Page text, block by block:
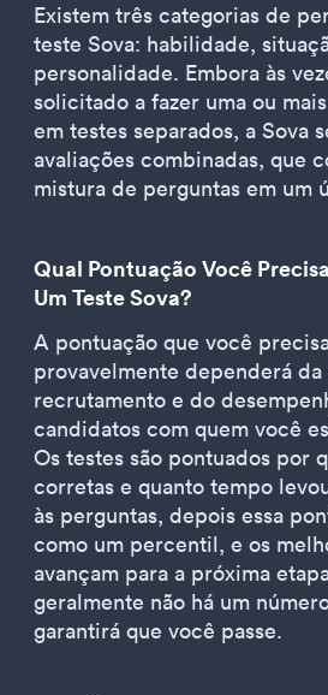
Existem três categorias de
teste Sova: habilidade,
personalidade. Embora às
solicitado a fazer uma ou
em testes separados, a Sova
avaliações combinadas, que
mistura de perguntas em um
Qual Pontuação Você
Um Teste Sova?
A pontuação que você
provavelmente dependerá
recrutamento e do
candidatos com quem você
Os testes são pontuados por
corretas e quanto tempo
às perguntas, depois essa
como um percentil, e os
avançam para a próxima
geralmente não há um
garantirá que você passe.